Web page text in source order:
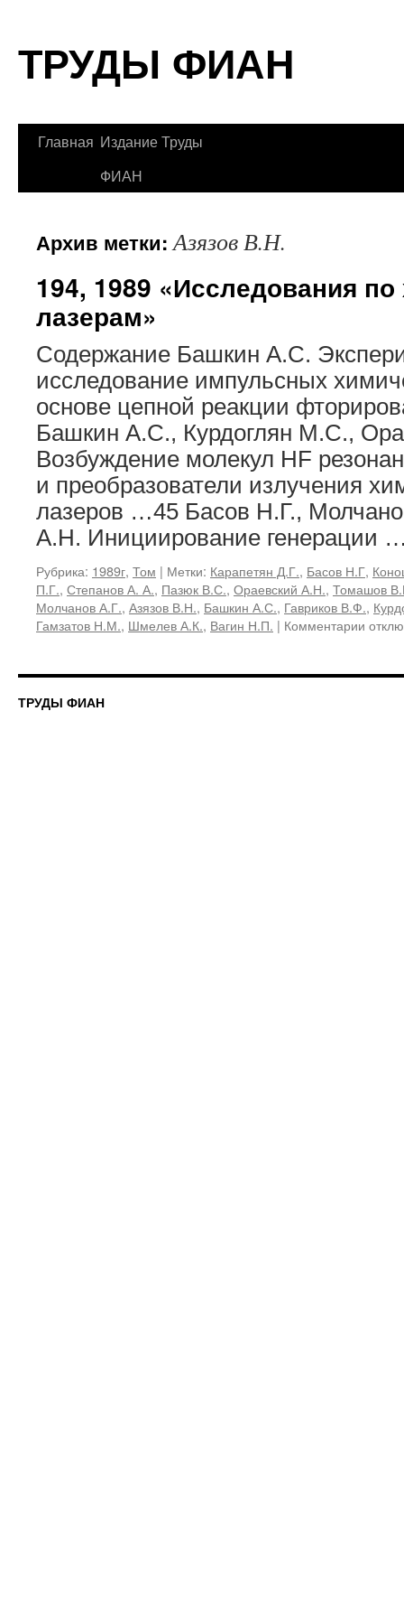
содержимому
ТРУДЫ ФИАН
Главная Издание Труды
ФИАН
Архив метки:Азязов В.Н.
194, 1989 «Исследования
лазерам»
Содержание Башкин А.С.
исследование импульсных
основе цепной реакции
Башкин А.С., Курдоглян М.С.,
Возбуждение молекул HF
и преобразователи излучения
лазеров …45 Басов Н.Г.,
А.Н. Инициирование генерации
Рубрика: 1989г, Том | Метки: Карапетян Д.Г., Басов Н.Г,
П.Г., Степанов А. А., Пазюк В.С., Ораевский А.Н., Томашов
Молчанов А.Г., Азязов В.Н., Башкин А.С., Гавриков В.Ф.,
Гамзатов Н.М., Шмелев А.К., Вагин Н.П. | Комментарии к
1989
ТРУДЫ ФИАН